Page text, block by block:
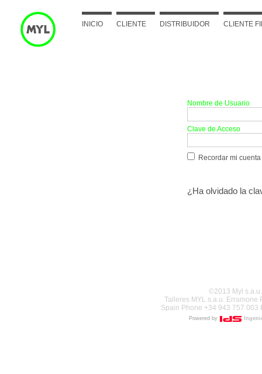
INICIO CLIENTE DISTRIBUIDOR CLIENTE
Nombre de Usuario
Clave de Acceso
Recordar mi cuenta
¿Ha olvidado la
©2013 Myl
Talleres MYL s.a.u.
Spain Phone +34 943 757 003
Powered by